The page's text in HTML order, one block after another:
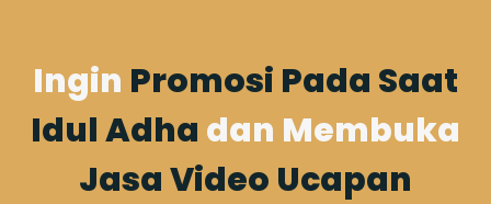
Ingin Promosi Pada Saat
Idul Adha dan Membuka
Jasa Video Ucapan